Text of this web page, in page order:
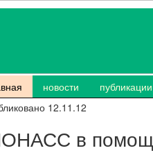
новости публикации
12.11.12
в